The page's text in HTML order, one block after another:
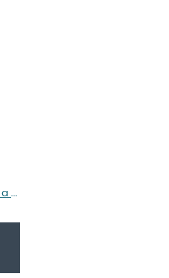
PDF publikace – Jonáš a Nenáš